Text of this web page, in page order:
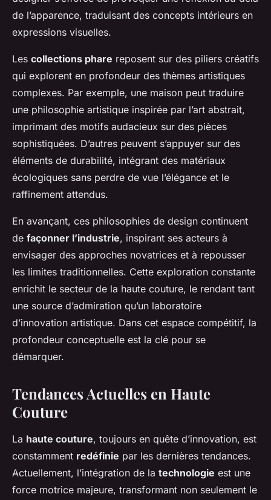
de l’apparence, traduisant des concepts intérieurs en
expressions visuelles.
Les collections phare reposent sur des piliers créatifs
qui explorent en profondeur des thèmes artistiques
complexes. Par exemple, une maison peut traduire
une philosophie artistique inspirée par l’art abstrait,
imprimant des motifs audacieux sur des pièces
sophistiquées. D’autres peuvent s’appuyer sur des
éléments de durabilité, intégrant des matériaux
écologiques sans perdre de vue l’élégance et le
raffinement attendus.
En avançant, ces philosophies de design continuent
de façonner l’industrie, inspirant ses acteurs à
envisager des approches novatrices et à repousser
les limites traditionnelles. Cette exploration constante
enrichit le secteur de la haute couture, le rendant tant
une source d’admiration qu’un laboratoire
d’innovation artistique. Dans cet espace compétitif, la
profondeur conceptuelle est la clé pour se
démarquer.
Tendances Actuelles en Haute
Couture
La haute couture, toujours en quête d’innovation, est
constamment redéfinie par les dernières tendances.
Actuellement, l’intégration de la technologie est une
force motrice majeure, transformant non seulement le